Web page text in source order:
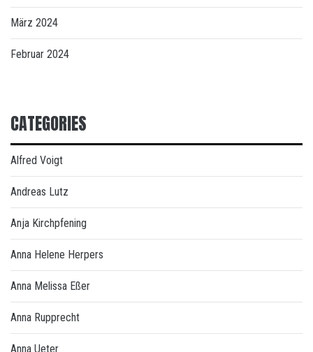
März 2024
Februar 2024
CATEGORIES
Alfred Voigt
Andreas Lutz
Anja Kirchpfening
Anna Helene Herpers
Anna Melissa Eßer
Anna Rupprecht
Anna Ueter